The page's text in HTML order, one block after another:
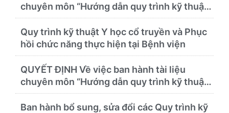
chuyên môn “Hướng dẫn quy trình kỹ thuật
về chẩn đoán hình ảnh thuộc chương Điện
quang”
Quy trình kỹ thuật Y học cổ truyền và Phục
hồi chức năng thực hiện tại Bệnh viện
QUYẾT ĐỊNH Về việc ban hành tài liệu
chuyên môn “Hướng dẫn quy trình kỹ thuật
chuyên ngành y học cổ truyền”
Ban hành bổ sung, sửa đổi các Quy trình kỹ